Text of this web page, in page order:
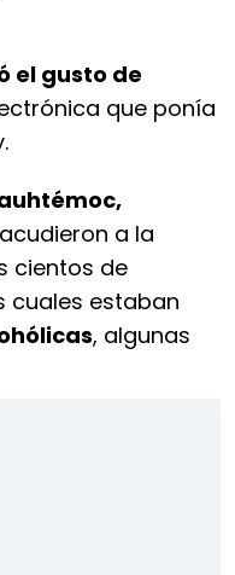
el gusto de
que ponía
a la
cientos de
cuales estaban
, algunas